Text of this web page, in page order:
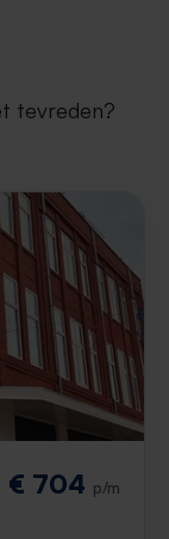
tevreden?
€ 704 p/m